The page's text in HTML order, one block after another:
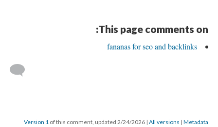
This page comments on:
fananas for seo and backlinks
Version 1 of this comment, updated 2/24/2026 | All versions | Metadata